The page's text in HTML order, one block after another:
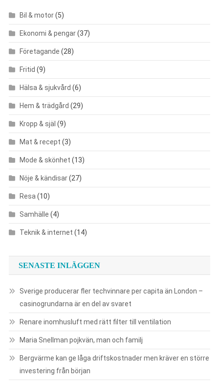
Bil & motor(5)
Ekonomi & pengar(37)
Företagande (28)
Fritid (9)
Hälsa & sjukvård (6)
Hem & trädgård (29)
Kropp & själ (9)
Mat & recept (3)
Mode & skönhet (13)
Nöje & kändisar(27)
Resa (10)
Samhälle (4)
Teknik & internet (14)
SENASTE INLÄGGEN
Sverige producerar fler techvinnare per capita än London –
casinogrundarna är en del av svaret
Renare inomhusluft med rätt filter till ventilation
Maria Snellman pojkvän, man och familj
Bergvärme kan ge låga driftskostnader men kräver en större
investering från början